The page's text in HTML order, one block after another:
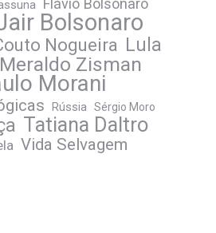
Flávio Bolsonaro
Bolsonaro
Nogueira Lula
Meraldo Zisman
Morani
Rússia Sérgio Moro
Tatiana Daltro
Vida Selvagem